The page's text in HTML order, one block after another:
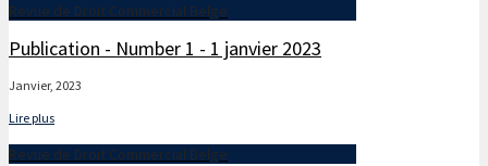
Revue de Droit Commercial Belge
Publication - Number 1 - 1 janvier 2023
Janvier, 2023
Lire plus
Revue de Droit Commercial Belge